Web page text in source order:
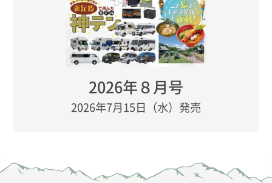
2026年８月号
2026年7月15日（水）発売